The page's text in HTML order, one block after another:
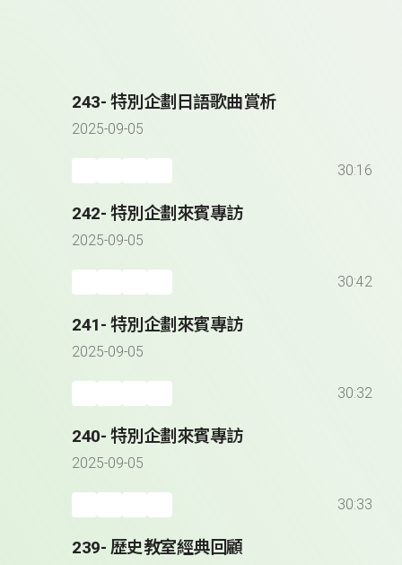
243- 特別企劃日語歌曲賞析
2025-09-05
30:16
242- 特別企劃來賓專訪
2025-09-05
30:42
241- 特別企劃來賓專訪
2025-09-05
30:32
240- 特別企劃來賓專訪
2025-09-05
30:33
239- 歷史教室經典回顧